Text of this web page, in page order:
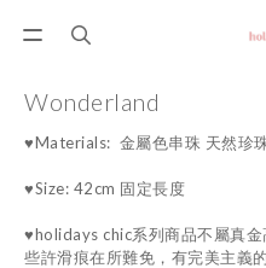
Wonderland
♥Materials:  金屬色串珠 天然珍
♥Size: 42cm 固定長度
♥holidays chic系列商品不屬真金
些許滑痕在所難免，有完美主義